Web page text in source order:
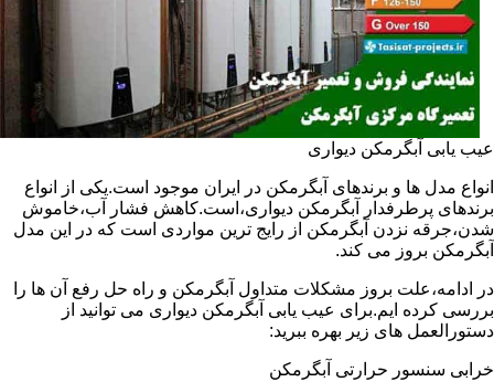
عیب یابی آبگرمکن دیواری
انواع مدل ها و برندهای آبگرمکن در ایران موجود است.یکی از انواع
برندهای پرطرفدار آبگرمکن دیواری،است.کاهش فشار آب،خاموش
شدن،جرقه نزدن آبگرمکن از رایج ترین مواردی است که در این مدل
آبگرمکن بروز می کند.
در ادامه،علت بروز مشکلات متداول آبگرمکن و راه حل رفع آن ها را
بررسی کرده ایم.برای عیب یابی آبگرمکن دیواری می توانید از
دستورالعمل های زیر بهره ببرید:
خرابی سنسور حرارتی آبگرمکن